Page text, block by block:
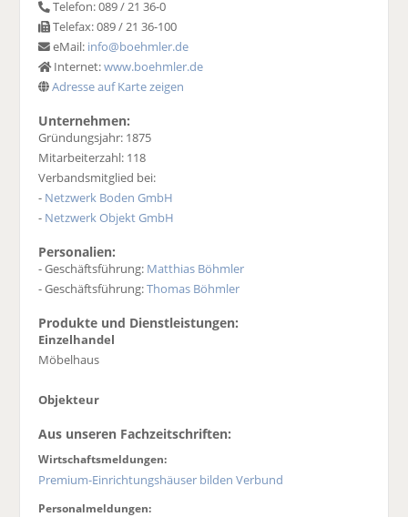
Telefon: 089 / 21 36-0
Telefax: 089 / 21 36-100
eMail: info@boehmler.de
Internet:www.boehmler.de
Adresse auf Karte zeigen
Unternehmen:
Gründungsjahr: 1875
Mitarbeiterzahl: 118
Verbandsmitglied bei:
- Netzwerk Boden GmbH
- Netzwerk Objekt GmbH
Personalien:
- Geschäftsführung: Matthias Böhmler
- Geschäftsführung:Thomas Böhmler
Produkte und Dienstleistungen:
Einzelhandel
Möbelhaus
Objekteur
Aus unseren Fachzeitschriften:
Wirtschaftsmeldungen:
Premium-Einrichtungshäuser bilden Verbund
Personalmeldungen: